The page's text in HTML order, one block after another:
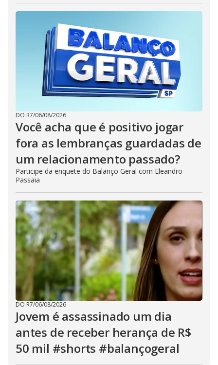
DO R7/06/08/2026
Você acha que é positivo jogar
fora as lembranças guardadas de
um relacionamento passado?
Participe da enquete do Balanço Geral com Eleandro
Passaia
DO R7/06/08/2026
Jovem é assassinado um dia
antes de receber herança de R$
50 mil #shorts #balançogeral